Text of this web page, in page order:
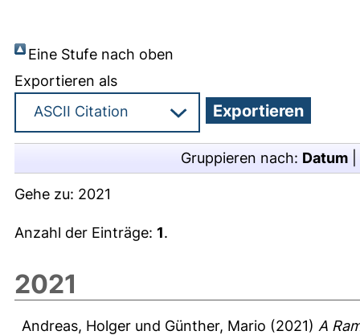
Eine Stufe nach oben
Exportieren als
Gruppieren nach: Datum
Gehe zu: 2021
Anzahl der Einträge: 1.
2021
Andreas, Holger und Günther, Mario (2021) A